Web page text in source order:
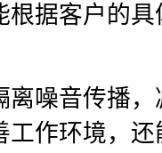
根据客户的
离噪音传播
工作环境，